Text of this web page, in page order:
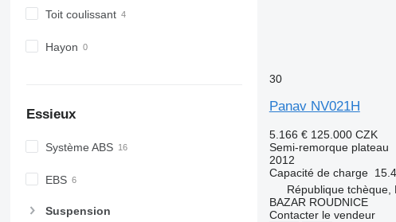
Toit coulissant
Hayon
Essieux
Système ABS
EBS
Suspension
30
Panav NV021H
5.166 € 125.000 CZK
Semi-remorque plateau
2012
Capacité de charge
République tchèque,
BAZAR ROUDNICE
Contacter le vendeur